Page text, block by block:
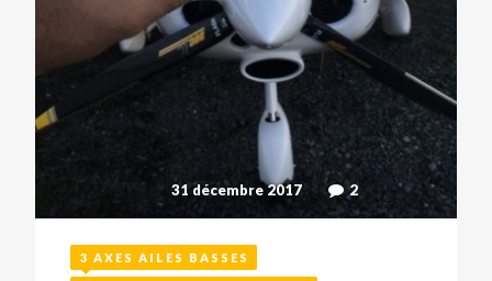
31 décembre 2017 2
3 AXES AILES BASSES